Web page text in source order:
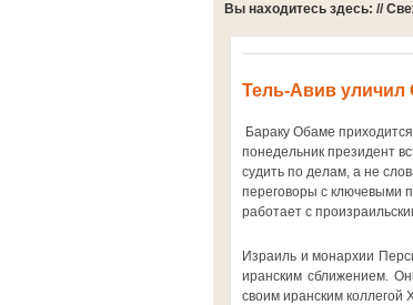
Вы находитесь здесь: //
Тель-Авив уличил
Бараку Обаме
понедельник президент
судить по делам, а не
переговоры с ключевыми
работает с
Израиль и монархии
иранским сближением.
своим иранским коллегой